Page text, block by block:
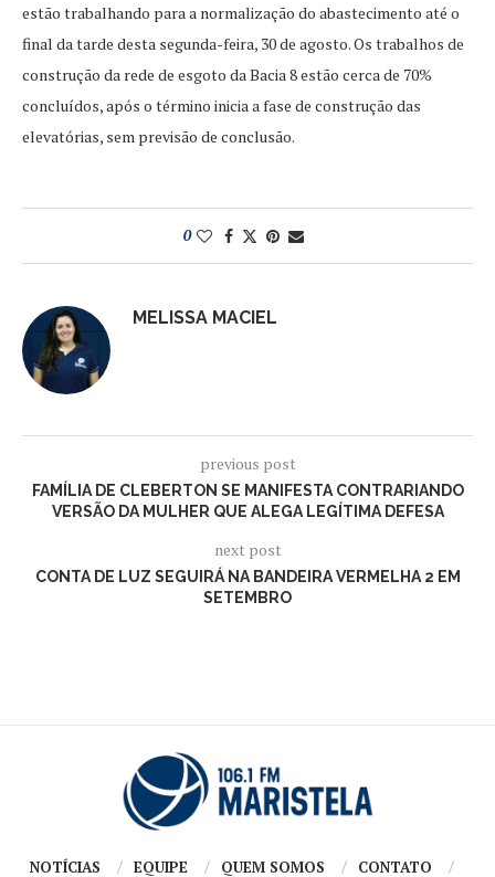
estão trabalhando para a normalização do abastecimento até o
final da tarde desta segunda-feira, 30 de agosto. Os trabalhos de
construção da rede de esgoto da Bacia 8 estão cerca de 70%
concluídos, após o término inicia a fase de construção das
elevatórias, sem previsão de conclusão.
0
MELISSA MACIEL
previous post
FAMÍLIA DE CLEBERTON SE MANIFESTA CONTRARIANDO
VERSÃO DA MULHER QUE ALEGA LEGÍTIMA DEFESA
next post
CONTA DE LUZ SEGUIRÁ NA BANDEIRA VERMELHA 2 EM
SETEMBRO
NOTÍCIAS EQUIPE QUEM SOMOS CONTATO